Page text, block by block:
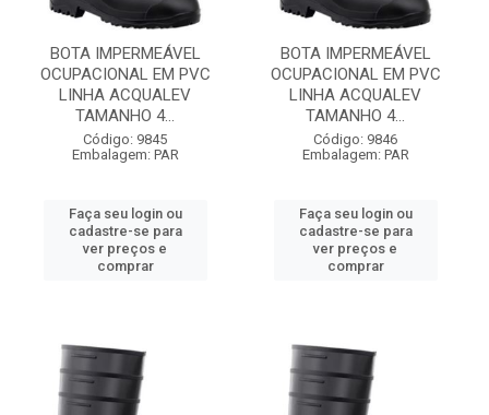
BOTA IMPERMEÁVEL
OCUPACIONAL EM PVC
LINHA ACQUALEV
TAMANHO 4...
Código: 9845
Embalagem: PAR
Faça seu login ou
cadastre-se para
ver preços e
comprar
BOTA IMPERMEÁVEL
OCUPACIONAL EM PVC
LINHA ACQUALEV
TAMANHO 4...
Código: 9846
Embalagem: PAR
Faça seu login ou
cadastre-se para
ver preços e
comprar